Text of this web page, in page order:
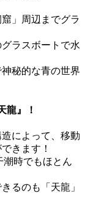
」周辺までグラ
ラスボートで水
秘的な青の世界
龍』！
によって、移動
きます！
潮時でもほとん
るのも「天龍」